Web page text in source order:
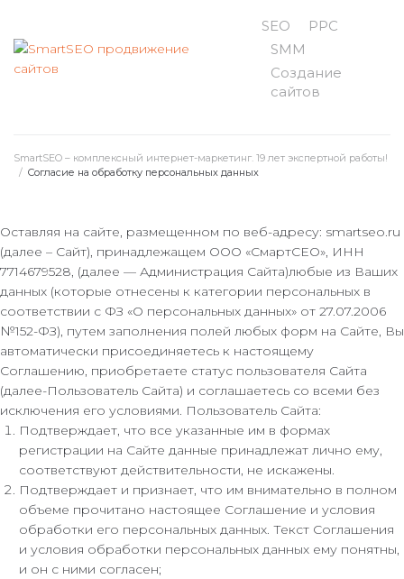
контенту
SEO
PPC
SMM
Создание
сайтов
SmartSEO – комплексный интернет-маркетинг. 19 лет экспертной работы!
/ Согласие на обработку персональных данных
Оставляя на сайте, размещенном по веб-адресу: smartseo.ru
(далее – Сайт), принадлежащем ООО «СмартСЕО», ИНН
7714679528, (далее — Администрация Сайта)любые из Ваших
данных (которые отнесены к категории персональных в
соответствии с ФЗ «О персональных данных» от 27.07.2006
№152-ФЗ), путем заполнения полей любых форм на Сайте, Вы
автоматически присоединяетесь к настоящему
Соглашению, приобретаете статус пользователя Сайта
(далее-Пользователь Сайта) и соглашаетесь со всеми без
исключения его условиями. Пользователь Сайта:
Подтверждает, что все указанные им в формах
регистрации на Сайте данные принадлежат лично ему,
соответствуют действительности, не искажены.
Подтверждает и признает, что им внимательно в полном
объеме прочитано настоящее Соглашение и условия
обработки его персональных данных. Текст Соглашения
и условия обработки персональных данных ему понятны,
и он с ними согласен;